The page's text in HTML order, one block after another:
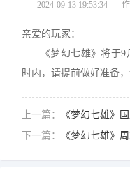
2024-09-13 19:53:34
亲爱的玩家：
《梦幻七雄》将于9
时内，请提前做好准备，
上一篇：
《梦幻七雄》
下一篇：
《梦幻七雄》